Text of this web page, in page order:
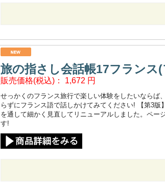
旅の指さし会話帳17フランス
販売価格(税込)： 1,672 円
せっかくのフランス旅行で楽しい体験をしたいならば
らずにフランス語で話しかけてみてください! 【第3
を通して細かく見直してリニューアルしました。ペー
す!